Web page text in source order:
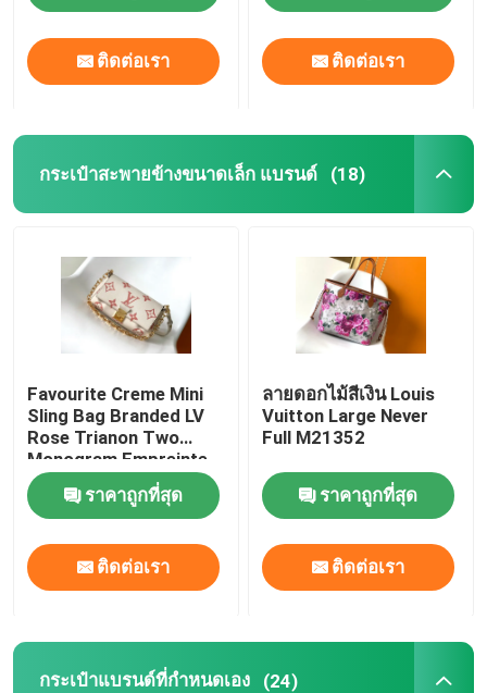
ทัวร์โรงงาน
ติดต่อเรา
กรณี
กระเป๋าถือสตรีแบรนด์
กระเป๋าสะพายข้างแบรนด์
กระเป๋าสะพายยี่ห้อ
ติดต่อเรา ติดต่อเรา
กระเป๋าสะพายข้างขนาดเล็ก แบรนด์ (18)
Favourite Creme Mini
Sling Bag Branded LV
Rose Trianon Two
Monogram Empreinte
Leather
ราคาถูกที่สุด
ติดต่อเรา
ลายดอกไม้สีเงิน Louis
Vuitton Large Never
Full M21352
ราคาถูกที่สุด
ติดต่อเรา
กระเป๋าแบรนด์ที่กำหนดเอง (24)